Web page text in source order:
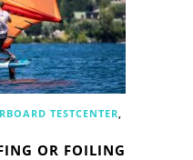
TESTCENTER
OR FOILING